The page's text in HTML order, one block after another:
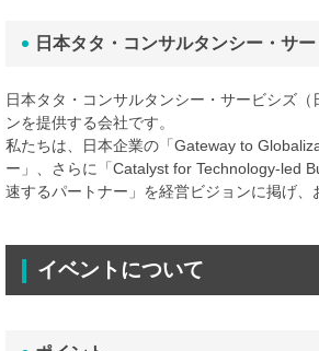
日本タタ・コンサルタンシー・サ
日本タタ・コンサルタンシー・サービシズ
ンを提供する会社です。
私たちは、日本企業の「Gateway to
ー」、さらに「Catalyst for Technology-led
速するパートナー」を経営ビジョンに掲げ
イベントについて